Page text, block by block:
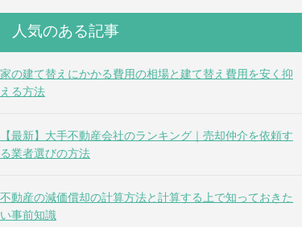
人気のある記事
家の建て替えにかかる費用の相場と建て替え費用を安く抑
える方法
【最新】大手不動産会社のランキング｜売却仲介を依頼す
る業者選びの方法
不動産の減価償却の計算方法と計算する上で知っておきた
い事前知識